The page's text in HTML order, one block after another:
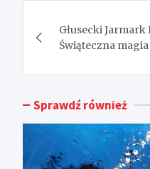
wpisu
Głusecki
Świąteczna magia
Sprawdź również